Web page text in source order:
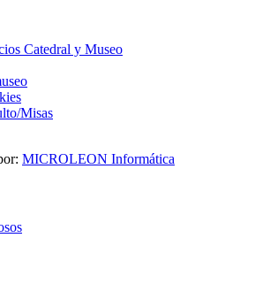
Catedral y Museo
Misas
MICROLEON Informática